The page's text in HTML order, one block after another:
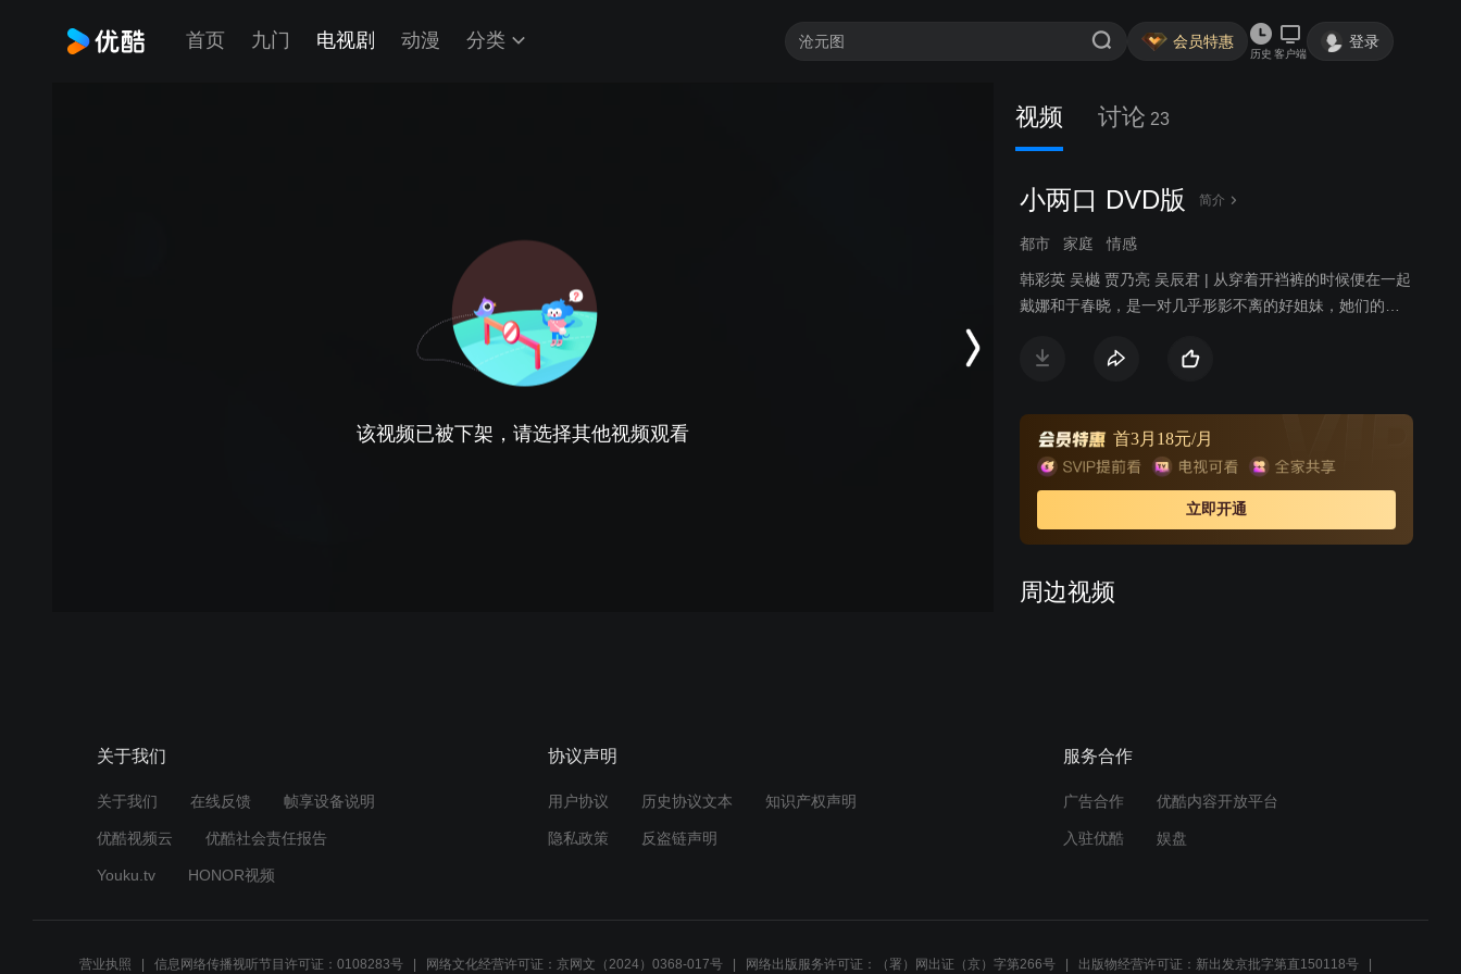
首页 九门 电视剧 动漫 分类 会员特惠
历史 客户端
登录
该视频已被下架，请选择其他视频观看
视频 讨论 23
小两口 DVD版 简介
都市 家庭 情感
韩彩英 吴樾 贾乃亮 吴辰君 | 从穿着开裆裤的时候便在一起
戴娜和于春晓，是一对几乎形影不离的好姐妹，她们的人
司，同时恋爱甚至同事结婚。不过以婚姻成转捩点，二人
有不平。春晓几经周折嫁给了社会精英代表房地产商人彭
凯旋，做起了养尊处优的全职太太的她渐渐感受到了心灵
上的空虚。两个好朋友，终于又在不同的道路上同时升起
首3月18元/月
立即开通
周边视频
笑
了
02:26
关于我们
关于我们 在线反馈 帧享设备说明
优酷视频云 优酷社会责任报告
Youku.tv HONOR视频
协议声明
用户协议 历史协议文本 知识产权声明
隐私政策 反盗链声明
服务合作
广告合作 优酷内容开放平台
入驻优酷 娱盘
营业执照 信息网络传播视听节目许可证：0108283号 网络文化经营许可证：京网文（2024）0368-017号 网络出版服务许可证：（署）网出证（京）字第266号 出版物经营许可证：新出发京批字第直150118号